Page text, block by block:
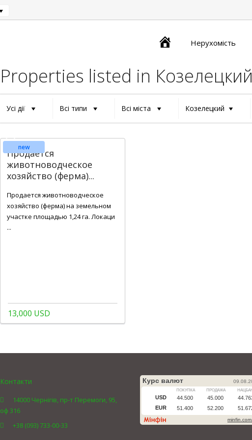
ГлавнаяНерухомість
Properties listed in Козелецкий
Усі дії Всі типи Всі міста Козелецкий
new
Продается
животноводческое
хозяйство (ферма)...
Продается животноводческое
хозяйство (ферма) на земельном
участке площадью 1,24 га. Локаци
...
13,000 USD
Контакти
14000 Чернігів, пр-т Перемоги, 95,
оф 316
+38 (093) 733-00-33